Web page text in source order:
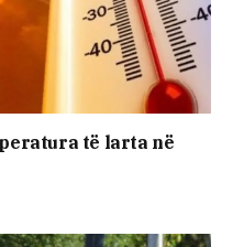
të larta në